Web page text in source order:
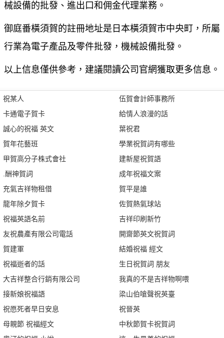
械設備的批發、進出口和佣金代理業務。
御庭番橫須賀的註冊地址是日本橫須賀市中央町，所屬
行業為電子產品及零件批發，機械設備批發。
以上信息僅供參考，建議閱讀公司官網獲取更多信息。
祝某人
卡通電子賀卡
誠心的祝福 英文
賀年花藝班
甲賀高分子株式會社
.酬神賀詞
充氣吉祥物租借
龍年除夕賀卡
祝福英語名前
友祝農產有限公司電話
賀建軍
祝福逝者的話
大吉祥整合行銷有限公司
接新娘祝福語
祝愿死者早日安息
母親節 祝福經文
伍賀會計師事務所
給情人浪漫的話
葉祝君
學業祝賀詞有哪些
建新屋祝賀語
成年祝福文案
賀平是誰
佐賀熱氣球站
吉祥印刷新竹
開齋節英文祝賀詞
結婚祝福 經文
生日祝賀詞 朋友
我真的不是吉祥物啊喂
梁山伯嗆聲祝英臺
祝晉英
中秋節賀卡祝賀詞